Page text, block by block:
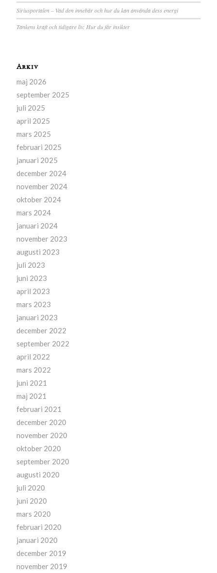
Siriusportalen – Vad den innebär och hur du kan använda dess energi
Tankens kraft och tidigare liv: Hur du får insikter
Arkiv
maj 2026
september 2025
juli 2025
april 2025
mars 2025
februari 2025
januari 2025
december 2024
november 2024
oktober 2024
mars 2024
januari 2024
november 2023
augusti 2023
juli 2023
juni 2023
april 2023
mars 2023
januari 2023
december 2022
september 2022
april 2022
mars 2022
juni 2021
maj 2021
februari 2021
december 2020
november 2020
oktober 2020
september 2020
augusti 2020
juli 2020
juni 2020
mars 2020
februari 2020
januari 2020
december 2019
november 2019